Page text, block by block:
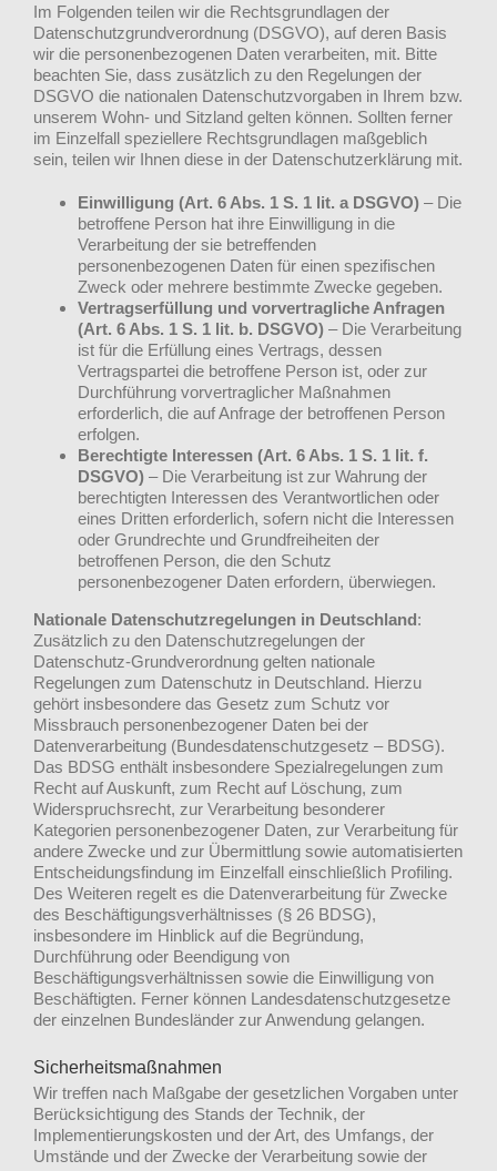
Im Folgenden teilen wir die Rechtsgrundlagen der
Datenschutzgrundverordnung (DSGVO), auf deren Basis
wir die personenbezogenen Daten verarbeiten, mit. Bitte
beachten Sie, dass zusätzlich zu den Regelungen der
DSGVO die nationalen Datenschutzvorgaben in Ihrem bzw.
unserem Wohn- und Sitzland gelten können. Sollten ferner
im Einzelfall speziellere Rechtsgrundlagen maßgeblich
sein, teilen wir Ihnen diese in der Datenschutzerklärung mit.
Einwilligung (Art. 6 Abs. 1 S. 1 lit. a DSGVO) – Die
betroffene Person hat ihre Einwilligung in die
Verarbeitung der sie betreffenden
personenbezogenen Daten für einen spezifischen
Zweck oder mehrere bestimmte Zwecke gegeben.
Vertragserfüllung und vorvertragliche Anfragen
(Art. 6 Abs. 1 S. 1 lit. b. DSGVO) – Die Verarbeitung
ist für die Erfüllung eines Vertrags, dessen
Vertragspartei die betroffene Person ist, oder zur
Durchführung vorvertraglicher Maßnahmen
erforderlich, die auf Anfrage der betroffenen Person
erfolgen.
Berechtigte Interessen (Art. 6 Abs. 1 S. 1 lit. f.
DSGVO) – Die Verarbeitung ist zur Wahrung der
berechtigten Interessen des Verantwortlichen oder
eines Dritten erforderlich, sofern nicht die Interessen
oder Grundrechte und Grundfreiheiten der
betroffenen Person, die den Schutz
personenbezogener Daten erfordern, überwiegen.
Nationale Datenschutzregelungen in Deutschland:
Zusätzlich zu den Datenschutzregelungen der
Datenschutz-Grundverordnung gelten nationale
Regelungen zum Datenschutz in Deutschland. Hierzu
gehört insbesondere das Gesetz zum Schutz vor
Missbrauch personenbezogener Daten bei der
Datenverarbeitung (Bundesdatenschutzgesetz – BDSG).
Das BDSG enthält insbesondere Spezialregelungen zum
Recht auf Auskunft, zum Recht auf Löschung, zum
Widerspruchsrecht, zur Verarbeitung besonderer
Kategorien personenbezogener Daten, zur Verarbeitung für
andere Zwecke und zur Übermittlung sowie automatisierten
Entscheidungsfindung im Einzelfall einschließlich Profiling.
Des Weiteren regelt es die Datenverarbeitung für Zwecke
des Beschäftigungsverhältnisses (§ 26 BDSG),
insbesondere im Hinblick auf die Begründung,
Durchführung oder Beendigung von
Beschäftigungsverhältnissen sowie die Einwilligung von
Beschäftigten. Ferner können Landesdatenschutzgesetze
der einzelnen Bundesländer zur Anwendung gelangen.
Sicherheitsmaßnahmen
Wir treffen nach Maßgabe der gesetzlichen Vorgaben unter
Berücksichtigung des Stands der Technik, der
Implementierungskosten und der Art, des Umfangs, der
Umstände und der Zwecke der Verarbeitung sowie der